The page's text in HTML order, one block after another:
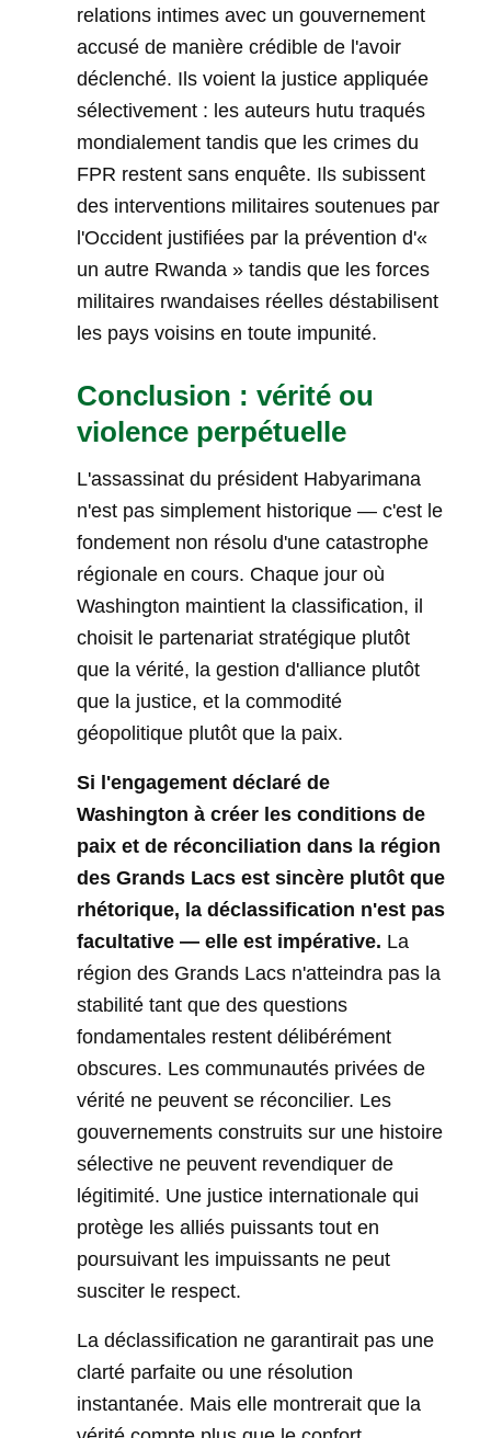
relations intimes avec un gouvernement
accusé de manière crédible de l'avoir
déclenché. Ils voient la justice appliquée
sélectivement : les auteurs hutu traqués
mondialement tandis que les crimes du
FPR restent sans enquête. Ils subissent
des interventions militaires soutenues par
l'Occident justifiées par la prévention d'«
un autre Rwanda » tandis que les forces
militaires rwandaises réelles déstabilisent
les pays voisins en toute impunité.
Conclusion : vérité ou
violence perpétuelle
L'assassinat du président Habyarimana
n'est pas simplement historique — c'est le
fondement non résolu d'une catastrophe
régionale en cours. Chaque jour où
Washington maintient la classification, il
choisit le partenariat stratégique plutôt
que la vérité, la gestion d'alliance plutôt
que la justice, et la commodité
géopolitique plutôt que la paix.
Si l'engagement déclaré de
Washington à créer les conditions de
paix et de réconciliation dans la région
des Grands Lacs est sincère plutôt que
rhétorique, la déclassification n'est pas
facultative — elle est impérative. La
région des Grands Lacs n'atteindra pas la
stabilité tant que des questions
fondamentales restent délibérément
obscures. Les communautés privées de
vérité ne peuvent se réconcilier. Les
gouvernements construits sur une histoire
sélective ne peuvent revendiquer de
légitimité. Une justice internationale qui
protège les alliés puissants tout en
poursuivant les impuissants ne peut
susciter le respect.
La déclassification ne garantirait pas une
clarté parfaite ou une résolution
instantanée. Mais elle montrerait que la